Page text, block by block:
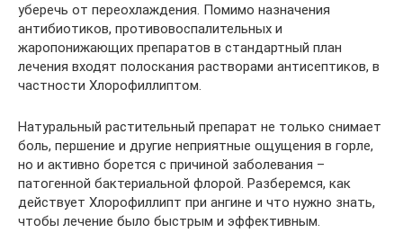
уберечь от переохлаждения. Помимо назначения
антибиотиков, противовоспалительных и
жаропонижающих препаратов в стандартный план
лечения входят полоскания растворами антисептиков, в
частности Хлорофиллиптом.
Натуральный растительный препарат не только снимает
боль, першение и другие неприятные ощущения в горле,
но и активно борется с причиной заболевания –
патогенной бактериальной флорой. Разберемся, как
действует Хлорофиллипт при ангине и что нужно знать,
чтобы лечение было быстрым и эффективным.